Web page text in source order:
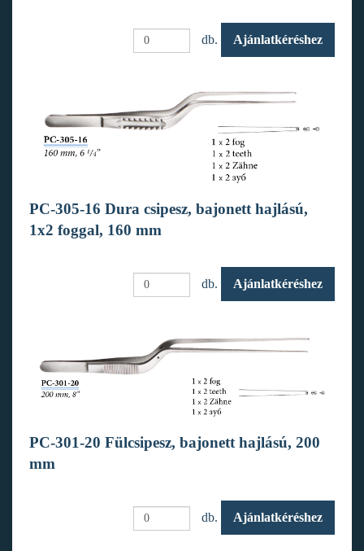
db. Ajánlatkéréshez
PC-305-16 Dura csipesz, bajonett hajlású,
1x2 foggal, 160 mm
db. Ajánlatkéréshez
PC-301-20 Fülcsipesz, bajonett hajlású, 200
mm
db. Ajánlatkéréshez